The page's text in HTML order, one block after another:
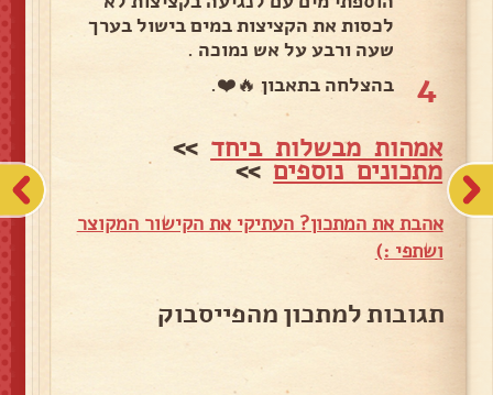
לכסות את הקציצות במים בישול בערך
שעה ורבע על אש נמוכה .
4 בהצלחה בתאבון 🔥❤️.
אמהות מבשלות ביחד >>
מתכונים נוספים>>
אהבת את המתכון? העתיקי את הקישור המקוצר
ושתפי :)
תגובות למתכון מהפייסבוק